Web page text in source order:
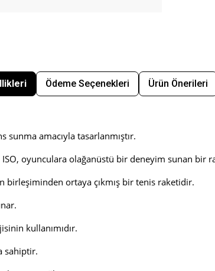
Ödeme Seçenekleri Ürün Önerileri
amacıyla tasarlanmıştır.
oyunculara olağanüstü bir deneyim sunan bir
birleşiminden ortaya çıkmış bir tenis raketidir.
kullanımıdır.
sahiptir.